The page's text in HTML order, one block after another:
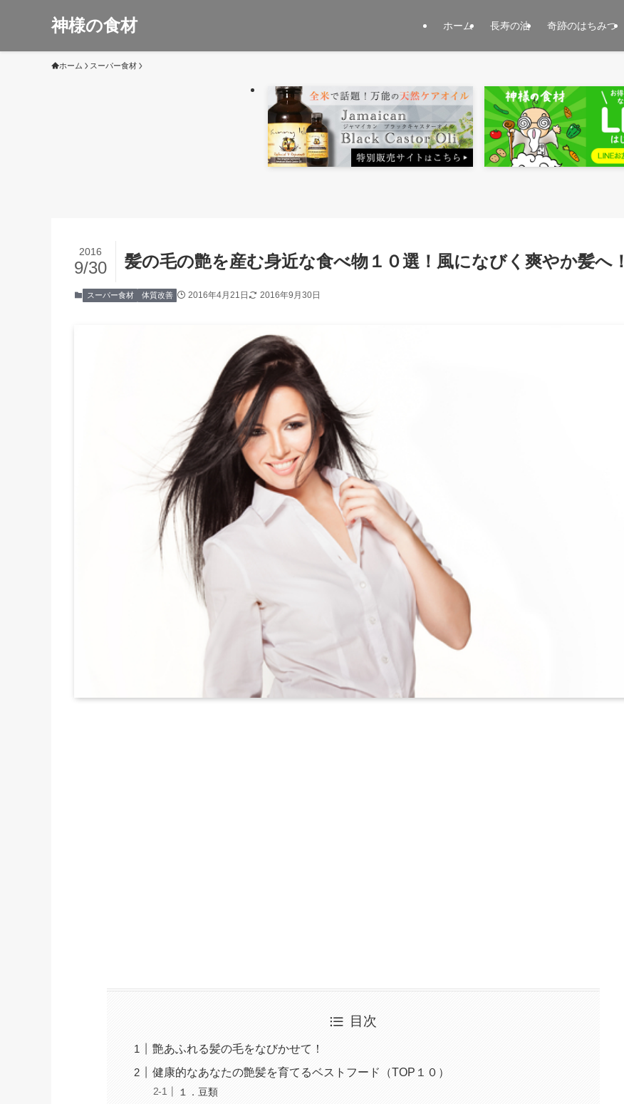
神様の食材 ホーム 長寿の油 奇跡のはちみつ
ホーム スーパー食材
髪の毛の艶を産む身近な食べ物１０選！風になびく爽やか髪へ！
2016
9/30
スーパー食材 体質改善 2016年4月21日 2016年9月30日
目次
艶あふれる髪の毛をなびかせて！
健康的なあなたの艶髪を育てるベストフード（TOP１０）
１．豆類